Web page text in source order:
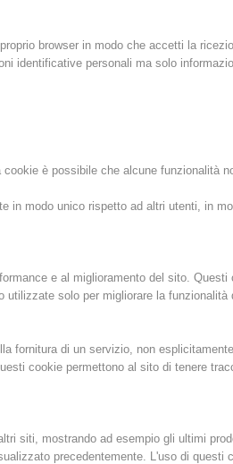
browser in modo che accetti la
identificative personali ma solo
è possibile che alcune funzionalità
in modo unico rispetto ad altri utenti, in
e al miglioramento del sito.
utilizzate solo per migliorare la funzionalità
fornitura di un servizio, non
cookie permettono al sito di tenere
siti, mostrando ad esempio gli ultimi
precedentemente. L'uso di questi